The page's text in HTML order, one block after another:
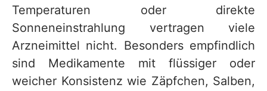
Temperaturen oder direkte
Sonneneinstrahlung vertragen viele
Arzneimittel nicht. Besonders empfindlich
sind Medikamente mit flüssiger oder
weicher Konsistenz wie Zäpfchen, Salben,